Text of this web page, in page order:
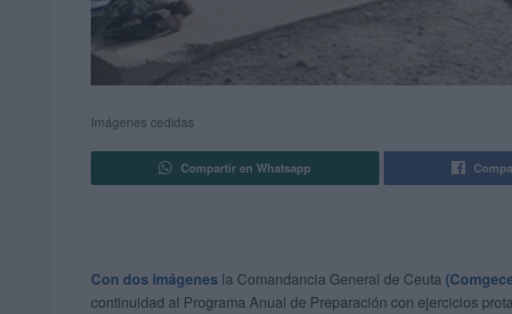
Imágenes cedidas
Compartir en Whatsapp
Con dos imágenes la Comandancia General de Ceuta
continuidad al Programa Anual de Preparación con ejercicios